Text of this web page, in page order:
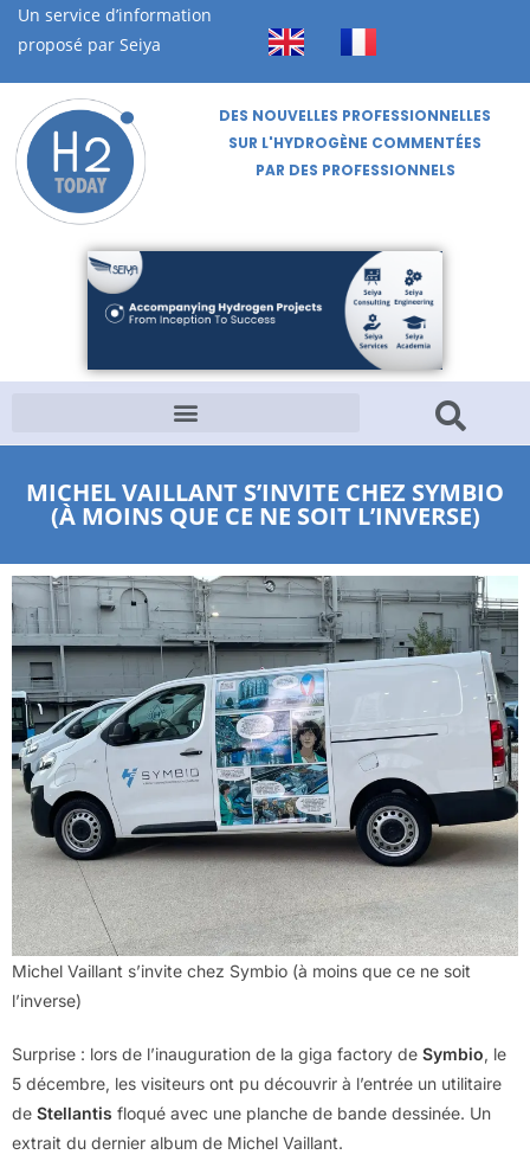
Un service d’information
proposé par Seiya
DES NOUVELLES PROFESSIONNELLES
SUR L'HYDROGÈNE COMMENTÉES
PAR DES PROFESSIONNELS
MICHEL VAILLANT S’INVITE CHEZ SYMBIO
(À MOINS QUE CE NE SOIT L’INVERSE)
Michel Vaillant s’invite chez Symbio (à moins que ce ne soit
l’inverse)
Surprise : lors de l’inauguration de la giga factory de Symbio, le
5 décembre, les visiteurs ont pu découvrir à l’entrée un utilitaire
de Stellantis floqué avec une planche de bande dessinée. Un
extrait du dernier album de Michel Vaillant.